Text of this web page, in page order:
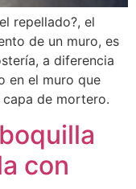
repellado?, el
de un muro, es
a diferencia
en el muro que
de mortero.
con